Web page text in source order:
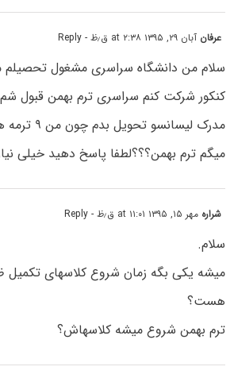
عرفان آبان ۲۹, ۱۳۹۵ at ۲:۳۸ ق٫ظ - Reply
سلام من دانشگاه سراسری مشغول تحصیلم
کنکور شرکت کنم سراسری ترم بهمن قبول
مدرک
میگم ترم بهمن؟؟؟لطفا پاسخ دهید خیلی
شراره مهر ۱۵, ۱۳۹۵ at ۱۱:۰۱ ق٫ظ - Reply
سلام.
میشه یکی بگه زمان شروع کلاسهای
هست؟
ترم بهمن شروع میشه کلاسهاش؟